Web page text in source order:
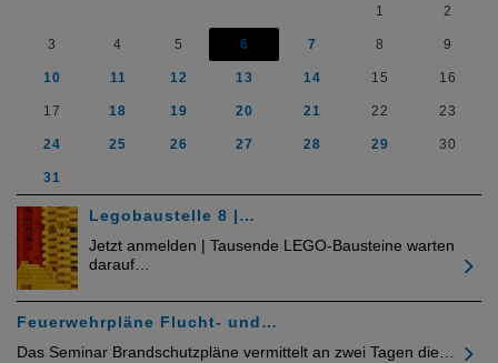
1 2
3 4 5 6 7 8 9
10 11 12 13 14 15 16
17 18 19 20 21 22 23
24 25 26 27 28 29 30
31
Legobaustelle 8 |…
Jetzt anmelden | Tausende LEGO-Bausteine warten
darauf…
Feuerwehrpläne Flucht- und…
Das Seminar Brandschutzpläne vermittelt an zwei Tagen die…